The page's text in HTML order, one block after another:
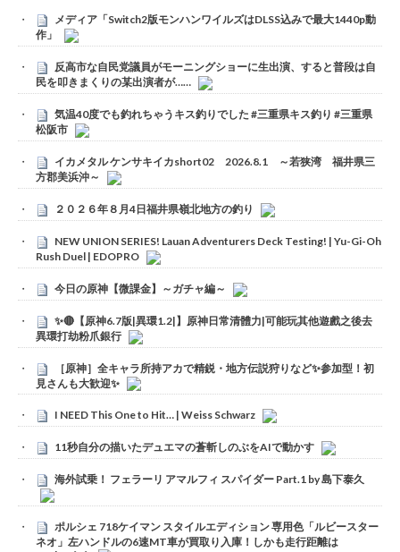
メディア「Switch2版モンハンワイルズはDLSS込みで最大1440p動
作」
反高市な自民党議員がモーニングショーに生出演、すると普段は自
民を叩きまくりの某出演者が……
気温40度でも釣れちゃうキス釣りでした #三重県キス釣り #三重県
松阪市
イカメタル ケンサキイカshort02 2026.8.1 ～若狭湾 福井県三
方郡美浜沖～
２０２６年８月4日福井県嶺北地方の釣り
NEW UNION SERIES! Lauan Adventurers Deck Testing! | Yu-Gi-Oh
Rush Duel | EDOPRO
今日の原神【微課金】～ガチャ編～
✨🔴【原神6.7版|異環1.2|】原神日常清體力|可能玩其他遊戲之後去
異環打劫粉爪銀行
［原神］全キャラ所持アカで精鋭・地方伝説狩りなど✨参加型！初
見さんも大歓迎✨
I NEED This One to Hit… | Weiss Schwarz
11秒自分の描いたデュエマの蒼斬しのぶをAIで動かす
海外試乗！ フェラーリ アマルフィ スパイダー Part.1 by 島下泰久
ポルシェ 718ケイマン スタイルエディション 専用色「ルビースター
ネオ」左ハンドルの6速MT車が買取り入庫！しかも走行距離は